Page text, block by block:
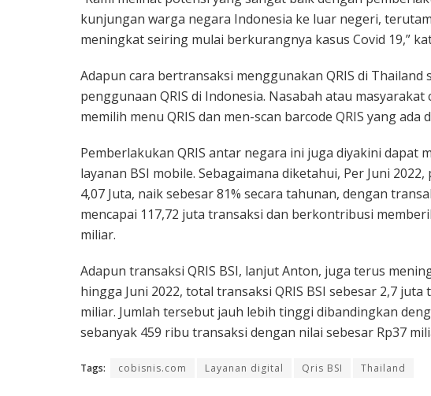
kunjungan warga negara Indonesia ke luar negeri,
meningkat seiring mulai berkurangnya kasus Covid 19,”
Adapun cara bertransaksi menggunakan QRIS di Thailand
penggunaan QRIS di Indonesia. Nasabah atau
memilih menu QRIS dan men-scan barcode QRIS yang
Pemberlakukan QRIS antar negara ini juga diyakini
layanan BSI mobile. Sebagaimana diketahui, Per Juni
4,07 Juta, naik sebesar 81% secara tahunan, dengan
mencapai 117,72 juta transaksi dan berkontribusi
miliar.
Adapun transaksi QRIS BSI, lanjut Anton, juga terus
hingga Juni 2022, total transaksi QRIS BSI sebesar 2,7
miliar. Jumlah tersebut jauh lebih tinggi dibandingkan
sebanyak 459 ribu transaksi dengan nilai sebesar Rp37
Tags: cobisnis.com Layanan digital Qris BSI Thailand